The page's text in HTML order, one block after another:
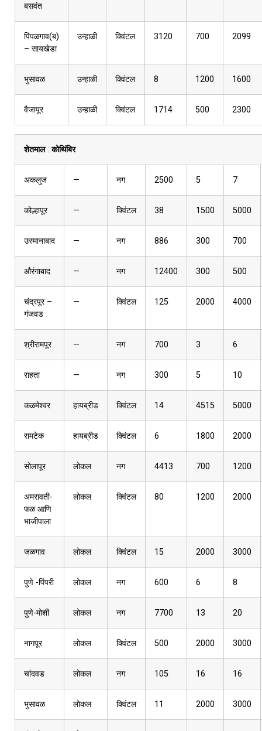
बसवंत
पिंपळगाव(ब)
– सायखेडा
उन्हाळी क्विंटल 3120 700 2099
भुसावळ उन्हाळी क्विंटल 8 1200 1600
वैजापूर उन्हाळी क्विंटल 1714 500 2300
शेतमाल:कोथिंबिर
अकलुज — नग 2500 5 7
कोल्हापूर — क्विंटल 38 1500 5000
उस्मानाबाद — नग 886 300 700
औरंगाबाद — नग 12400 300 500
चंद्रपूर –
गंजवड
— क्विंटल 125 2000 4000
श्रीरामपूर — नग 700 3 6
राहता — नग 300 5 10
कळमेश्वर हायब्रीड क्विंटल 14 4515 5000
रामटेक हायब्रीड क्विंटल 6 1800 2000
सोलापूर लोकल नग 4413 700 1200
अमरावती-
फळ आणि
भाजीपाला
लोकल क्विंटल 80 1200 2000
जळगाव लोकल क्विंटल 15 2000 3000
पुणे -पिंपरी लोकल नग 600 6 8
पुणे-मोशी लोकल नग 7700 13 20
नागपूर लोकल क्विंटल 500 2000 3000
चांदवड लोकल नग 105 16 16
भुसावळ लोकल क्विंटल 11 2000 3000